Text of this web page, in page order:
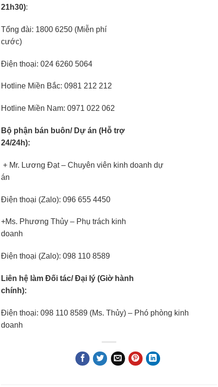
21h30):
Tổng đài: 1800 6250 (Miễn phí
cước)
Điện thoại: 024 6260 5064
Hotline Miền Bắc: 0981 212 212
Hotline Miền Nam: 0971 022 062
Bộ phận bán buôn/ Dự án (Hỗ trợ
24/24h):
+ Mr. Lương Đạt – Chuyên viên kinh doanh dự
án
Điện thoại (Zalo): 096 655 4450
+Ms. Phương Thủy – Phụ trách kinh
doanh
Điện thoại (Zalo): 098 110 8589
Liên hệ làm Đối tác/ Đại lý (Giờ hành
chính):
Điện thoại: 098 110 8589 (Ms. Thủy) – Phó phòng kinh
doanh